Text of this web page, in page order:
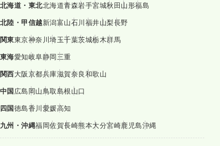
北海道・東北北海道青森岩手宮城秋田山形福島
北陸・甲信越新潟富山石川福井山梨長野
関東東京神奈川埼玉千葉茨城栃木群馬
東海愛知岐阜静岡三重
関西大阪京都兵庫滋賀奈良和歌山
中国広島岡山鳥取島根山口
四国徳島香川愛媛高知
九州・沖縄福岡佐賀長崎熊本大分宮崎鹿児島沖縄